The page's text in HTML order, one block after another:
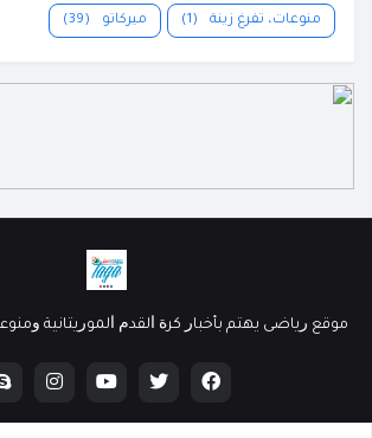
منوعات، تفرغ زينة (1) ميركاتو (39)
ﻣﻮﻗﻊ ﺭﻳﺎﺿﻰ ﻳﻬﺘﻢ ﺑﺄﺧﺒﺎﺭ ﻛﺮﺓ ﺍﻟﻘﺪﻡ ﺍﻟﻤﻮﺭﻳﺘﺎﻧﻴﺔ